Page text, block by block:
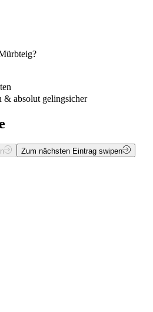
& absolut gelingsicher
Zum nächsten Eintrag swipen